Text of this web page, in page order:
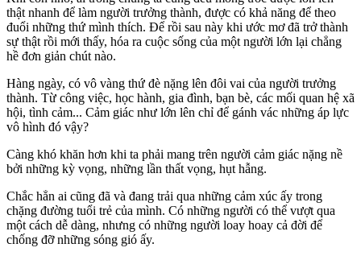
thật nhanh để làm người trưởng thành, được có khả năng để theo
đuổi những thứ mình thích. Để rồi sau này khi ước mơ đã trở thành
sự thật rồi mới thấy, hóa ra cuộc sống của một người lớn lại chẳng
hề đơn giản chút nào.
Hàng ngày, có vô vàng thứ đè nặng lên đôi vai của người trưởng
thành. Từ công việc, học hành, gia đình, bạn bè, các mối quan hệ xã
hội, tình cảm... Cảm giác như lớn lên chỉ để gánh vác những áp lực
vô hình đó vậy?
Càng khó khăn hơn khi ta phải mang trên người cảm giác nặng nề
bởi những kỳ vọng, những lần thất vọng, hụt hẫng.
Chắc hẳn ai cũng đã và đang trải qua những cảm xúc ấy trong
chặng đường tuổi trẻ của mình. Có những người có thể vượt qua
một cách dễ dàng, nhưng có những người loay hoay cả đời để
chống đỡ những sóng gió ấy.